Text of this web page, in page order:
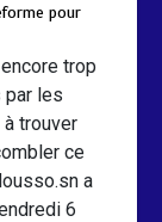
pour
trop
par les
trouver
ce
a
6